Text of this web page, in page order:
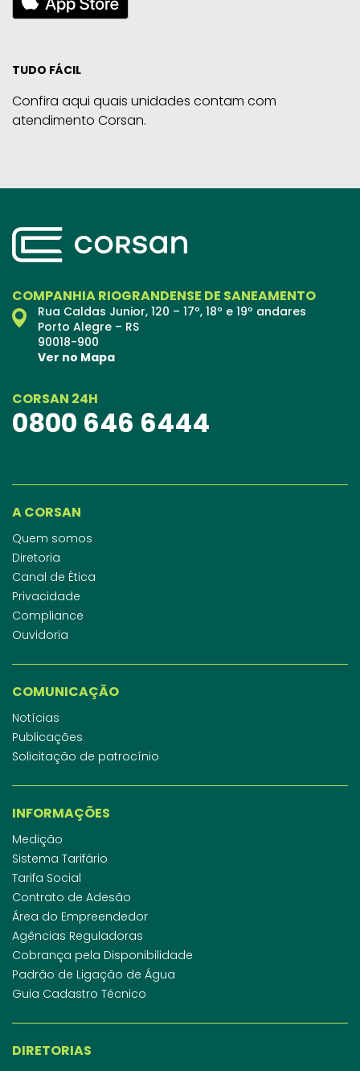
TUDO FÁCIL
Confira aqui quais unidades contam com
atendimento Corsan.
COMPANHIA RIOGRANDENSE DE SANEAMENTO
Rua Caldas Junior, 120 – 17º, 18º e 19º andares
Porto Alegre – RS
90018-900
Ver no Mapa
CORSAN 24H
0800 646 6444
A CORSAN
Quem somos
Diretoria
Canal de Ética
Privacidade
Compliance
Ouvidoria
COMUNICAÇÃO
Notícias
Publicações
Solicitação de patrocínio
INFORMAÇÕES
Medição
Sistema Tarifário
Tarifa Social
Contrato de Adesão
Área do Empreendedor
Agências Reguladoras
Cobrança pela Disponibilidade
Padrão de Ligação de Água
Guia Cadastro Técnico
DIRETORIAS